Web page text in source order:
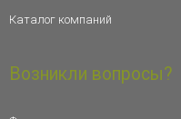
Каталог компаний
Возникли вопросы?